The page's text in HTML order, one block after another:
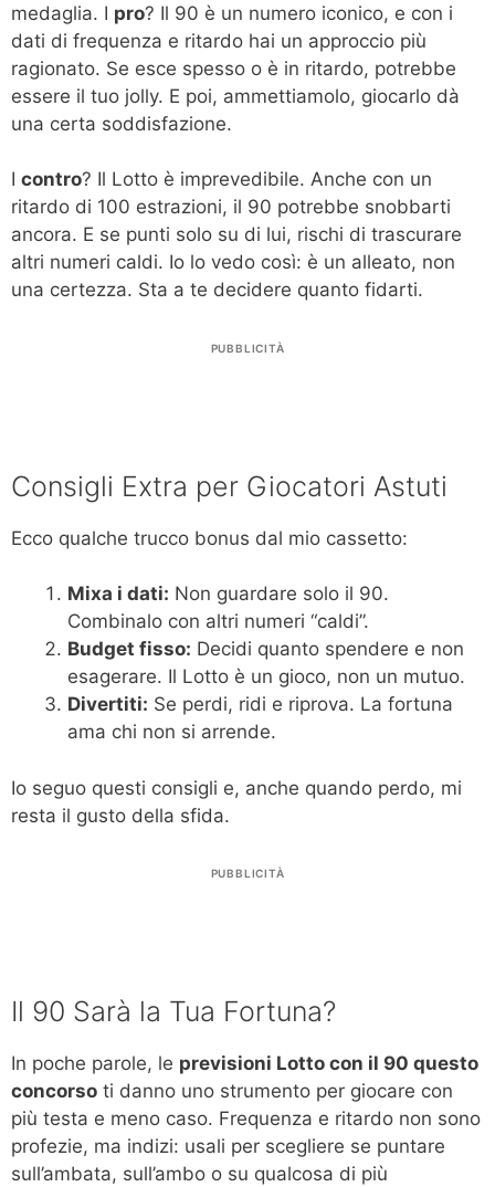
medaglia. I pro? Il 90 è un numero iconico, e con i
dati di frequenza e ritardo hai un approccio più
ragionato. Se esce spesso o è in ritardo, potrebbe
essere il tuo jolly. E poi, ammettiamolo, giocarlo dà
una certa soddisfazione.
I contro? Il Lotto è imprevedibile. Anche con un
ritardo di 100 estrazioni, il 90 potrebbe snobbarti
ancora. E se punti solo su di lui, rischi di trascurare
altri numeri caldi. Io lo vedo così: è un alleato, non
una certezza. Sta a te decidere quanto fidarti.
PUBBLICITÀ
Consigli Extra per Giocatori Astuti
Ecco qualche trucco bonus dal mio cassetto:
Mixa i dati: Non guardare solo il 90.
Combinalo con altri numeri “caldi”.
Budget fisso: Decidi quanto spendere e non
esagerare. Il Lotto è un gioco, non un mutuo.
Divertiti: Se perdi, ridi e riprova. La fortuna
ama chi non si arrende.
Io seguo questi consigli e, anche quando perdo, mi
resta il gusto della sfida.
PUBBLICITÀ
Il 90 Sarà la Tua Fortuna?
In poche parole, le previsioni Lotto con il 90 questo
concorso ti danno uno strumento per giocare con
più testa e meno caso. Frequenza e ritardo non sono
profezie, ma indizi: usali per scegliere se puntare
sull’ambata, sull’ambo o su qualcosa di più